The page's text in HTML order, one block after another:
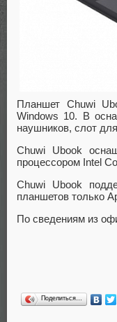
Планшет Chuwi
Windows 10. В
наушников, слот
Chuwi Ubook
процессором Intel
Chuwi Ubook
планшетов только
По сведениям из
Поделиться…